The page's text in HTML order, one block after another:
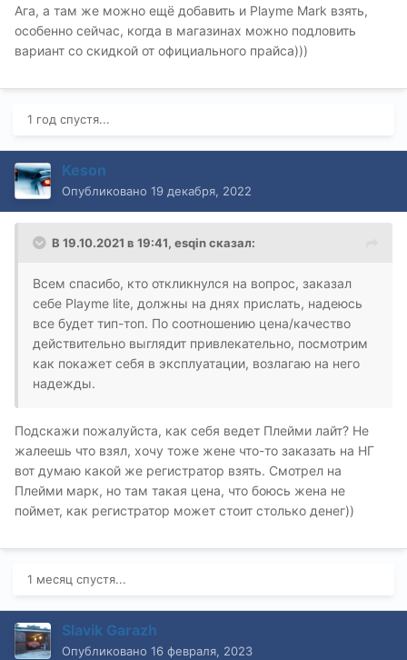
Ага, а там же можно ещё добавить и Playme Mark взять,
особенно сейчас, когда в магазинах можно подловить
вариант со скидкой от официального прайса)))
1 год спустя...
Keson
Опубликовано 19 декабря, 2022
В 19.10.2021 в 19:41, esqinсказал:
Всем спасибо, кто откликнулся на вопрос, заказал
себе Playme lite, должны на днях прислать, надеюсь
все будет тип-топ. По соотношению цена/качество
действительно выглядит привлекательно, посмотрим
как покажет себя в эксплуатации, возлагаю на него
надежды.
Подскажи пожалуйста, как себя ведет Плейми лайт? Не
жалеешь что взял, хочу тоже жене что-то заказать на НГ
вот думаю какой же регистратор взять. Смотрел на
Плейми марк, но там такая цена, что боюсь жена не
поймет, как регистратор может стоит столько денег))
1 месяц спустя...
Slavik Garazh
Опубликовано 16 февраля, 2023